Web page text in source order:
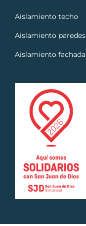
Aislamiento techo
Aislamiento paredes
Aislamiento fachada